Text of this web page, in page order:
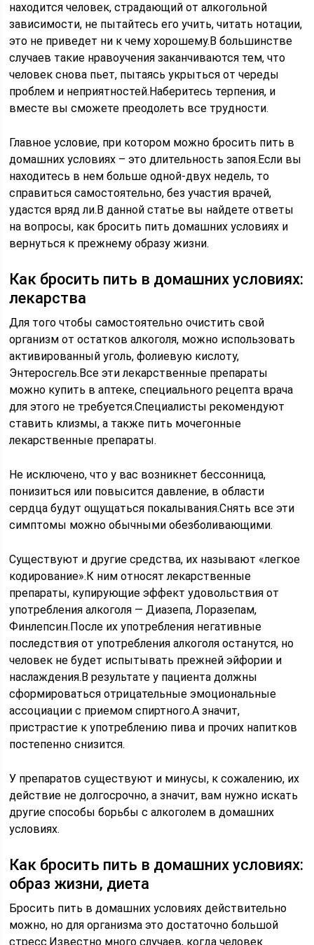
находится человек, страдающий от алкогольной
зависимости, не пытайтесь его учить, читать нотации,
это не приведет ни к чему хорошему.В большинстве
случаев такие нравоучения заканчиваются тем, что
человек снова пьет, пытаясь укрыться от череды
проблем и неприятностей.Наберитесь терпения, и
вместе вы сможете преодолеть все трудности.
Главное условие, при котором можно бросить пить в
домашних условиях – это длительность запоя.Если вы
находитесь в нем больше одной-двух недель, то
справиться самостоятельно, без участия врачей,
удастся вряд ли.В данной статье вы найдете ответы
на вопросы, как бросить пить домашних условиях и
вернуться к прежнему образу жизни.
Как бросить пить в домашних условиях:
лекарства
Для того чтобы самостоятельно очистить свой
организм от остатков алкоголя, можно использовать
активированный уголь, фолиевую кислоту,
Энтеросгель.Все эти лекарственные препараты
можно купить в аптеке, специального рецепта врача
для этого не требуется.Специалисты рекомендуют
ставить клизмы, а также пить мочегонные
лекарственные препараты.
Не исключено, что у вас возникнет бессонница,
понизиться или повысится давление, в области
сердца будут ощущаться покалывания.Снять все эти
симптомы можно обычными обезболивающими.
Существуют и другие средства, их называют «легкое
кодирование».К ним относят лекарственные
препараты, купирующие эффект удовольствия от
употребления алкоголя — Диазепа, Лоразепам,
Финлепсин.После их употребления негативные
последствия от употребления алкоголя останутся, но
человек не будет испытывать прежней эйфории и
наслаждения.В результате у пациента должны
сформироваться отрицательные эмоциональные
ассоциации с приемом спиртного.А значит,
пристрастие к употреблению пива и прочих напитков
постепенно снизится.
У препаратов существуют и минусы, к сожалению, их
действие не долгосрочно, а значит, вам нужно искать
другие способы борьбы с алкоголем в домашних
условиях.
Как бросить пить в домашних условиях:
образ жизни, диета
Бросить пить в домашних условиях действительно
можно, но для организма это достаточно большой
стресс.Известно много случаев, когда человек